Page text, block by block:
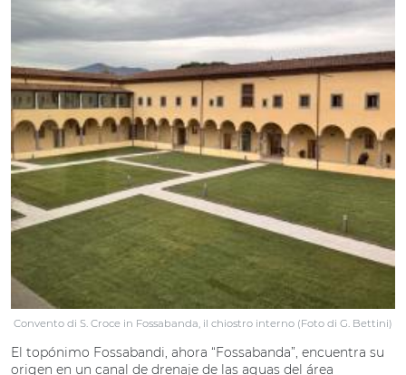
Convento di S. Croce in Fossabanda, il chiostro interno (Foto di G. Bettini)
El topónimo Fossabandi, ahora “Fossabanda”, encuentra su
origen en un canal de drenaje de las aguas del área